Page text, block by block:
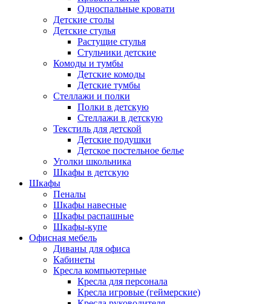
Односпальные кровати
Детские столы
Детские стулья
Растущие стулья
Стульчики детские
Комоды и тумбы
Детские комоды
Детские тумбы
Стеллажи и полки
Полки в детскую
Стеллажи в детскую
Текстиль для детской
Детские подушки
Детское постельное белье
Уголки школьника
Шкафы в детскую
Шкафы
Пеналы
Шкафы навесные
Шкафы распашные
Шкафы-купе
Офисная мебель
Диваны для офиса
Кабинеты
Кресла компьютерные
Кресла для персонала
Кресла игровые (геймерские)